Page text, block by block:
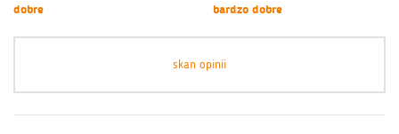
dobre
bardzo dobre
skan opinii